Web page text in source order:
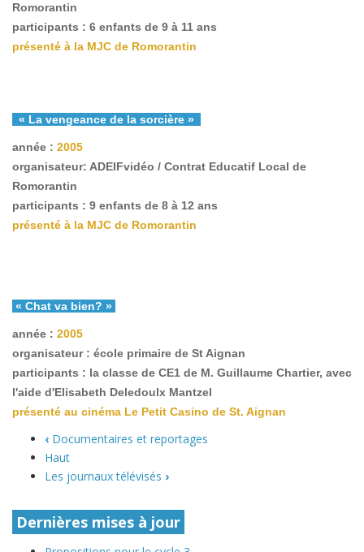
Romorantin
participants : 6 enfants de 9 à 11 ans
présenté à la MJC de Romorantin
« La vengeance de la sorcière »
année : 2005
organisateur: ADEIFvidéo / Contrat Educatif Local de
Romorantin
participants : 9 enfants de 8 à 12 ans
présenté à la MJC de Romorantin
« Chat va bien? »
année : 2005
organisateur : école primaire de St Aignan
participants : la classe de CE1 de M. Guillaume Chartier, avec
l'aide d'Elisabeth Deledoulx Mantzel
présenté au cinéma Le Petit Casino de St. Aignan
‹ Documentaires et reportages
Haut
Les journaux télévisés ›
Dernières mises à jour